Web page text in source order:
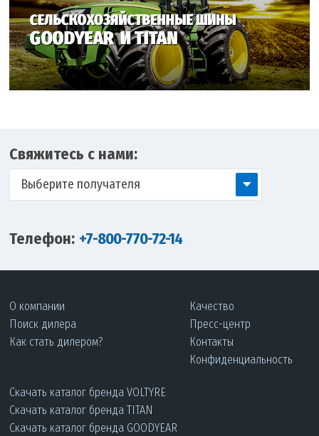
Свяжитесь с нами:
Выберите получателя
Телефон: +7-800-770-72-14
О компании
Поиск дилера
Как стать дилером?
Качество
Пресс-центр
Контакты
Конфиденциальность
Скачать каталог бренда VOLTYRE
Скачать каталог бренда TITAN
Скачать каталог бренда GOODYEAR